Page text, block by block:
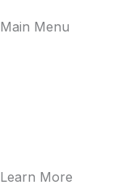
Main Menu
Learn More